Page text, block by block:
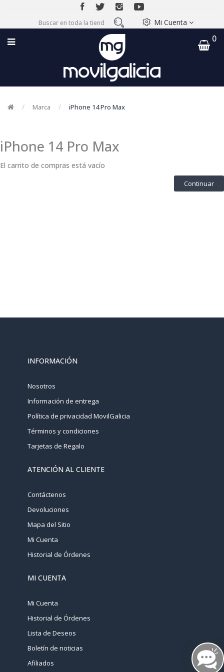
Mi Cuenta
0
Marca iPhone 14 Pro Max
iPhone 14 Pro Max
El carrito de compras está vacío
Continuar
INFORMACIÓN
Nosotros
Información de entrega
Política de privacidad MovilGalicia
Términos y condiciones
Tarjetas de Regalo
ATENCIÓN AL CLIENTE
Contáctenos
Devoluciones
Mapa del Sitio
Mi Cuenta
Historial de Órdenes
MI CUENTA
Mi Cuenta
Historial de Órdenes
Lista de Deseos
Boletín de noticias
Afiliados